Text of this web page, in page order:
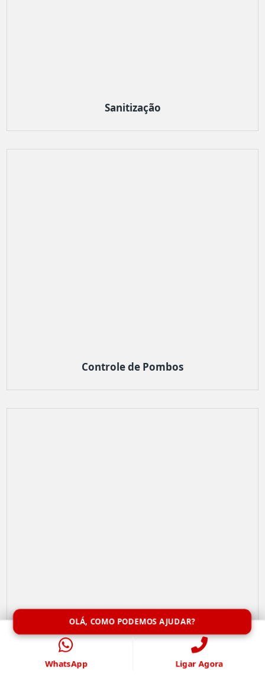
Sanitização
Controle de Pombos
Remoção de Abelhas
OLÁ, COMO PODEMOS AJUDAR?
WhatsApp Ligar Agora